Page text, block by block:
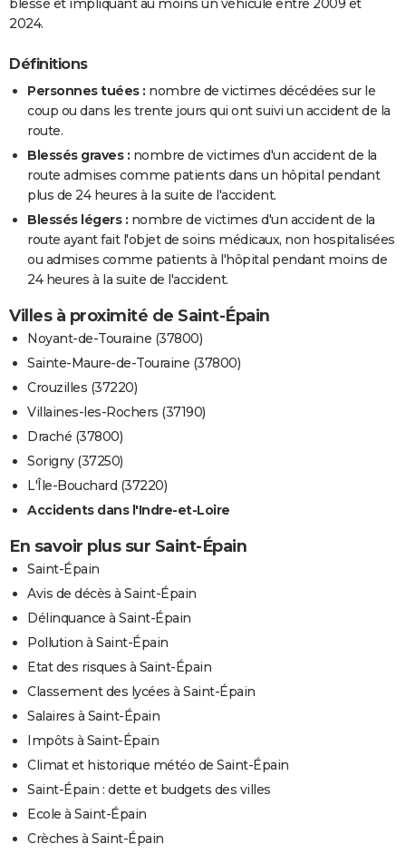
blessé et impliquant au moins un véhicule entre 2009 et
2024.
Définitions
Personnes tuées : nombre de victimes décédées sur le
coup ou dans les trente jours qui ont suivi un accident de la
route.
Blessés graves : nombre de victimes d'un accident de la
route admises comme patients dans un hôpital pendant
plus de 24 heures à la suite de l'accident.
Blessés légers : nombre de victimes d'un accident de la
route ayant fait l'objet de soins médicaux, non hospitalisées
ou admises comme patients à l'hôpital pendant moins de
24 heures à la suite de l'accident.
Villes à proximité de Saint-Épain
Noyant-de-Touraine (37800)
Sainte-Maure-de-Touraine (37800)
Crouzilles (37220)
Villaines-les-Rochers (37190)
Draché (37800)
Sorigny (37250)
L'Île-Bouchard (37220)
Accidents dans l'Indre-et-Loire
En savoir plus sur Saint-Épain
Saint-Épain
Avis de décès à Saint-Épain
Délinquance à Saint-Épain
Pollution à Saint-Épain
Etat des risques à Saint-Épain
Classement des lycées à Saint-Épain
Salaires à Saint-Épain
Impôts à Saint-Épain
Climat et historique météo de Saint-Épain
Saint-Épain : dette et budgets des villes
Ecole à Saint-Épain
Crèches à Saint-Épain